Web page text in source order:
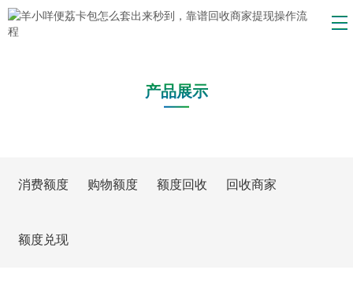
产品展示
消费额度 购物额度 额度回收 回收商家
额度兑现